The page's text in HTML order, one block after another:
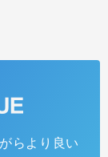
らより良い